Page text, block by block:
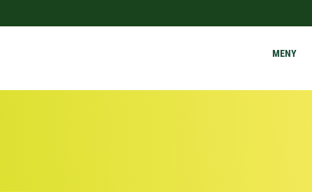
MENY